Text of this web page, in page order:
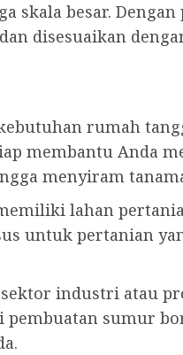
skala besar.
disesuaikan
rumah
membantu Anda
menyiram
lahan
untuk pertanian
industri atau
pembuatan sumur